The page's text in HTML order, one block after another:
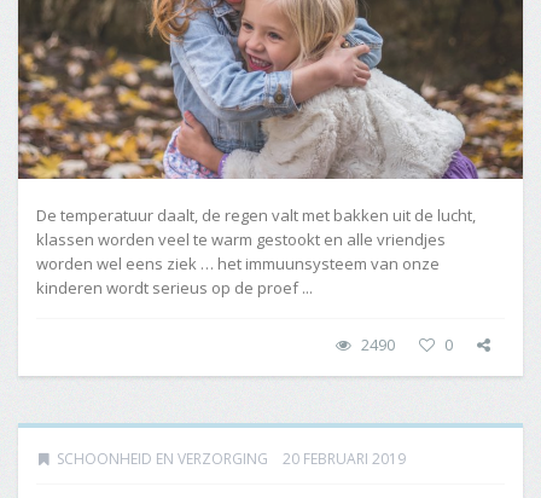
De temperatuur daalt, de regen valt met bakken uit de lucht,
klassen worden veel te warm gestookt en alle vriendjes
worden wel eens ziek … het immuunsysteem van onze
kinderen wordt serieus op de proef ...
2490 0
SCHOONHEID EN VERZORGING 20 FEBRUARI 2019